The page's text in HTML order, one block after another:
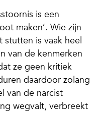
is een
maken’. Wie zijn
is vaak heel
van de kenmerken
ze geen kritiek
daardoor zolang
van de narcist
wegvalt, verbreekt